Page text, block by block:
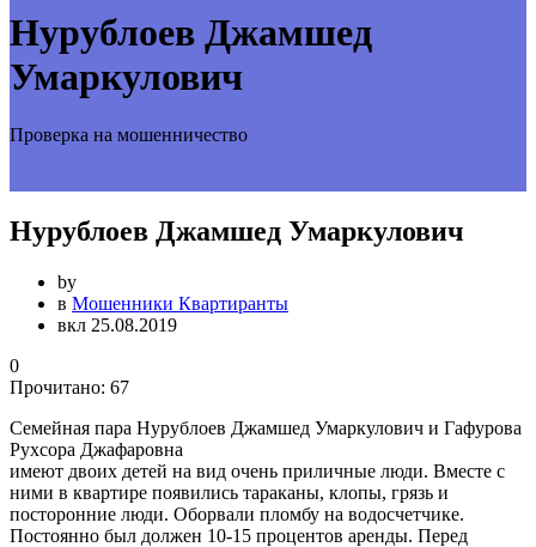
Нурублоев Джамшед
Умаркулович
Проверка на мошенничество
Нурублоев Джамшед Умаркулович
by
в Мошенники Квартиранты
вкл 25.08.2019
0
Прочитано: 67
Семейная пара Нурублоев Джамшед Умаркулович и Гафурова
Рухсора Джафаровна
имеют двоих детей на вид очень приличные люди. Вместе с
ними в квартире появились тараканы, клопы, грязь и
посторонние люди. Оборвали пломбу на водосчетчике.
Постоянно был должен 10-15 процентов аренды. Перед